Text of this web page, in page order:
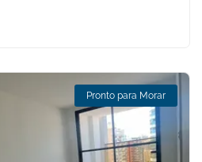
Pronto para Morar